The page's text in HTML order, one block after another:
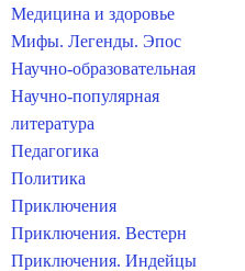
Медицина и здоровье
Мифы. Легенды. Эпос
Научно-образовательная
Научно-популярная
литература
Педагогика
Политика
Приключения
Приключения. Вестерн
Приключения. Индейцы